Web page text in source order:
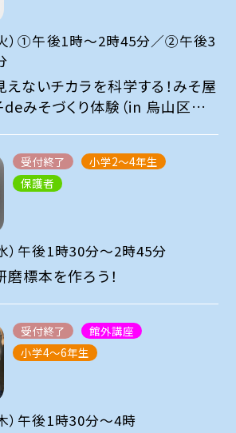
）①午後1時～2時45分／②午後3
えないチカラを科学する！みそ屋
deみそづくり体験（in 烏山区民
受付終了
小学2～4年生
保護者
）午後1時30分～2時45分
標本を作ろう！
受付終了
館外講座
小学4～6年生
）午後1時30分～4時